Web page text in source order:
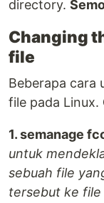
directory.
Changing
file
Beberapa cara
file pada Linux.
1. semanage
untuk
sebuah file
tersebut ke